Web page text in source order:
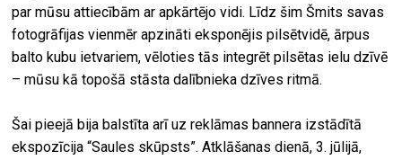
par mūsu attiecībām ar apkārtējo vidi. Līdz šim Šmits savas
fotogrāfijas vienmēr apzināti eksponējis pilsētvidē, ārpus
balto kubu ietvariem, vēloties tās integrēt pilsētas ielu dzīvē
– mūsu kā topošā stāsta dalībnieka dzīves ritmā.
Šai pieejā bija balstīta arī uz reklāmas bannera izstādītā
ekspozīcija “Saules skūpsts”. Atklāšanas dienā, 3. jūlijā,